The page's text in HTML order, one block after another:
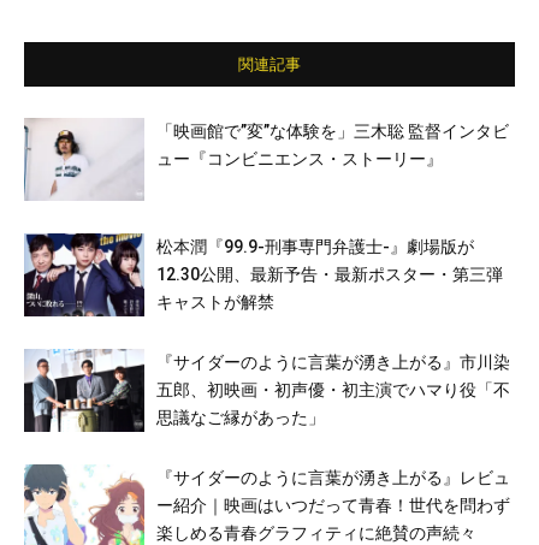
関連記事
「映画館で”変”な体験を」三木聡 監督インタビ
ュー『コンビニエンス・ストーリー』
松本潤『99.9-刑事専門弁護士-』劇場版が
12.30公開、最新予告・最新ポスター・第三弾
キャストが解禁
『サイダーのように言葉が湧き上がる』市川染
五郎、初映画・初声優・初主演でハマり役「不
思議なご縁があった」
『サイダーのように言葉が湧き上がる』レビュ
ー紹介｜映画はいつだって青春！世代を問わず
楽しめる青春グラフィティに絶賛の声続々